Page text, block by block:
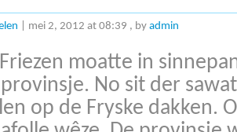
mei 2, 2012 at 08:39 , by admin
moatte in
No sit der
op de Fryske dakken.